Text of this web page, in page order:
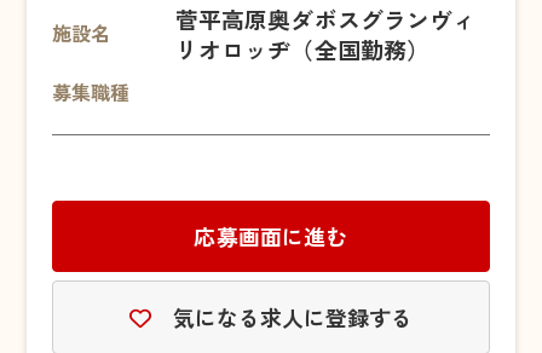
施設名
菅平高原奥ダボスグランヴィ
リオロッヂ（全国勤務）
募集職種
応募画面に進む
気になる求人に登録する